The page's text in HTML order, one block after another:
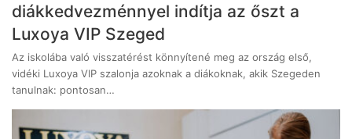
diákkedvezménnyel indítja az őszt a
Luxoya VIP Szeged
Az iskolába való visszatérést könnyítené meg az ország első,
vidéki Luxoya VIP szalonja azoknak a diákoknak, akik Szegeden
tanulnak: pontosan…